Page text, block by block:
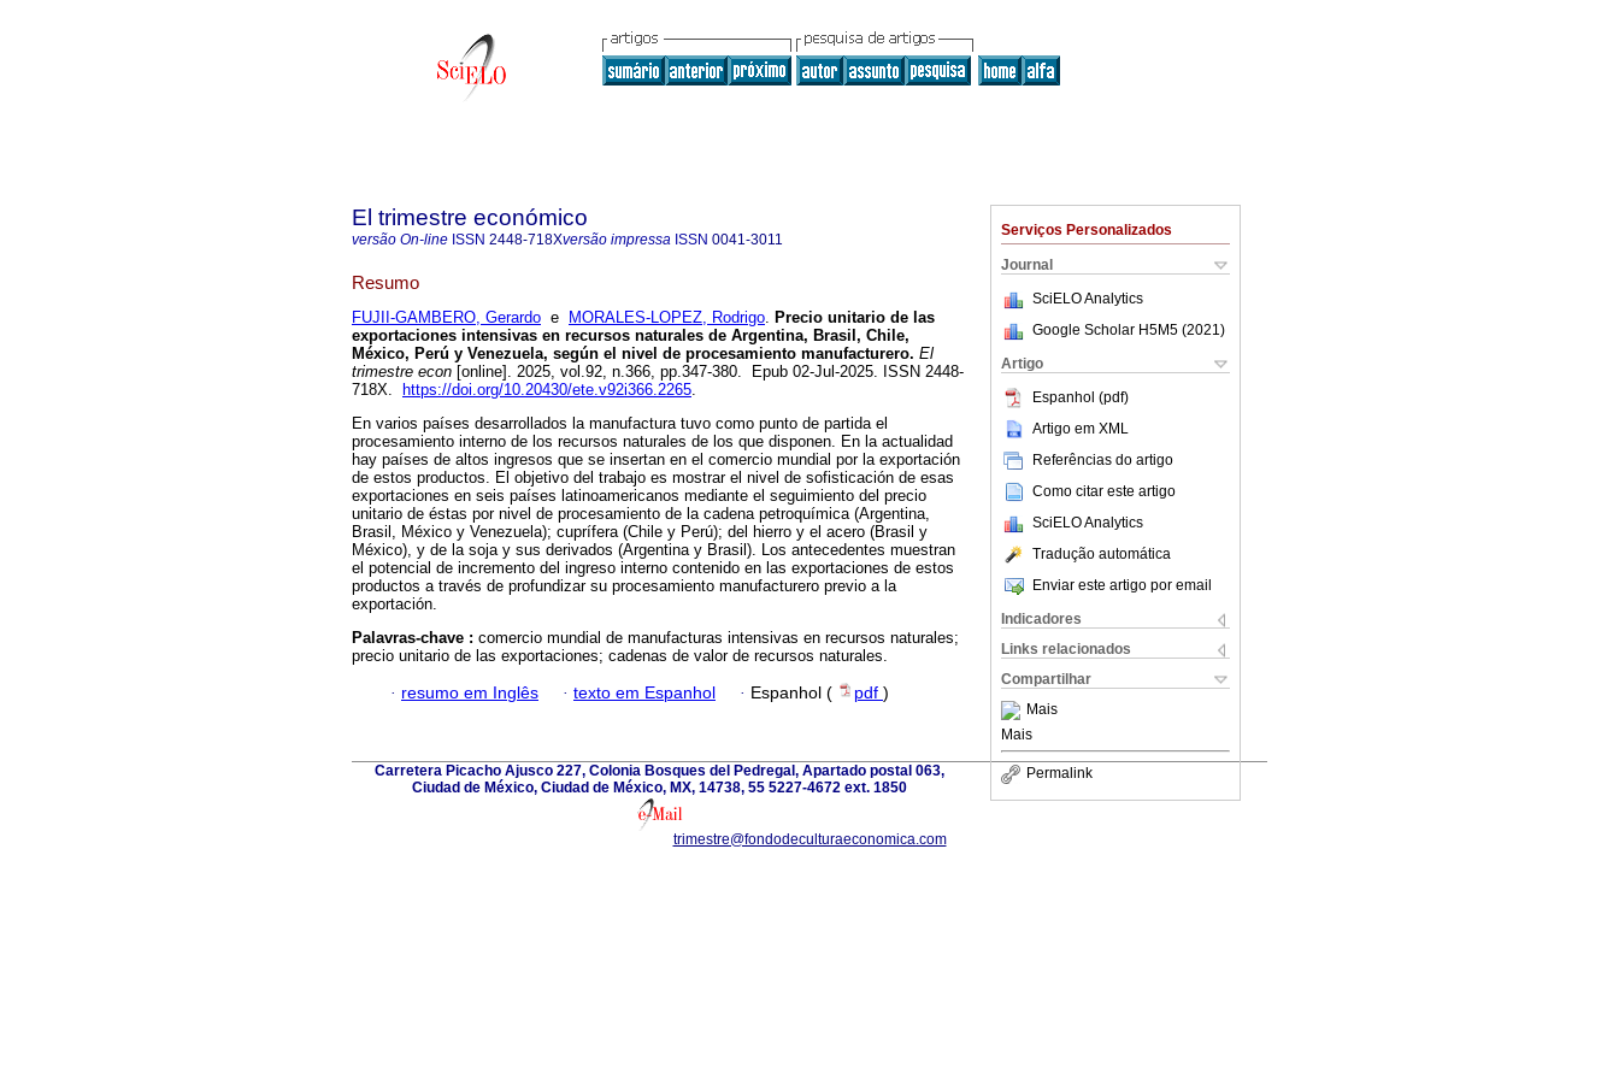
Serviços Personalizados
Journal
SciELO Analytics
Google Scholar H5M5 (2021 )
Artigo
Espanhol (pdf)
Artigo em XML
Referências do artigo
Como citar este artigo
SciELO Analytics
Tradução automática
Enviar este artigo por email
Indicadores
Links relacionados
Compartilhar
Mais
Mais
Permalink
El trimestre económico
versão On-line ISSN 2448-718Xversão impressa ISSN 0041-3011
Resumo
FUJII-GAMBERO, Gerardo e MORALES-LOPEZ, Rodrigo. Precio unitario de las
exportaciones intensivas en recursos naturales de Argentina, Brasil, Chile,
México, Perú y Venezuela, según el nivel de procesamiento manufacturero. El
trimestre econ [online]. 2025, vol.92, n.366, pp.347-380. Epub 02-Jul-2025. ISSN 2448-
718X.
https://doi.org/10.20430/ete.v92i366.2265.
En varios países desarrollados la manufactura tuvo como punto de partida el
procesamiento interno de los recursos naturales de los que disponen. En la actualidad
hay países de altos ingresos que se insertan en el comercio mundial por la exportación
de estos productos. El objetivo del trabajo es mostrar el nivel de sofisticación de esas
exportaciones en seis países latinoamericanos mediante el seguimiento del precio
unitario de éstas por nivel de procesamiento de la cadena petroquímica (Argentina,
Brasil, México y Venezuela); cuprífera (Chile y Perú); del hierro y el acero (Brasil y
México), y de la soja y sus derivados (Argentina y Brasil). Los antecedentes muestran
el potencial de incremento del ingreso interno contenido en las exportaciones de estos
productos a través de profundizar su procesamiento manufacturero previo a la
exportación.
Palavras-chave : comercio mundial de manufacturas intensivas en recursos naturales;
precio unitario de las exportaciones; cadenas de valor de recursos naturales.
· resumo em Inglês · texto em Espanhol · Espanhol ( pdf )
Carretera Picacho Ajusco 227, Colonia Bosques del Pedregal, Apartado postal 063,
Ciudad de México, Ciudad de México, MX, 14738, 55 5227-4672 ext. 1850
trimestre@fondodeculturaeconomica.com